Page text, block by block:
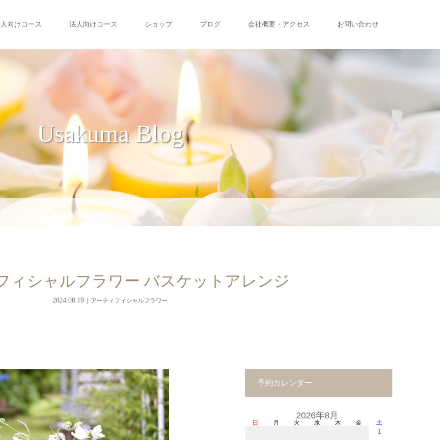
向けコース 法人向けコース ショップ ブログ 会社概要・アクセス お問い合わせ
Usakuma Blog
ィシャルフラワー バスケットアレンジ
2024.08.19 アーティフィシャルフラワー
予約カレンダー
2026年8月
日 月 火 水 木 金
土
1